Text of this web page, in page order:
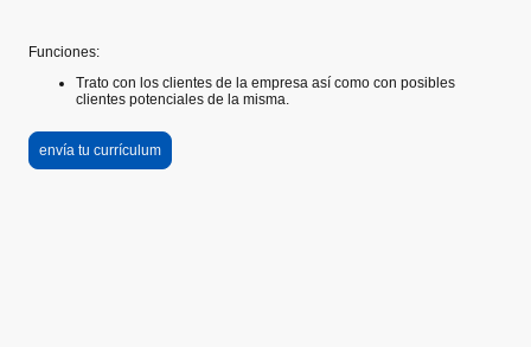
Funciones:
Trato con los clientes de la empresa así como con posibles
clientes potenciales de la misma.
envía tu currículum